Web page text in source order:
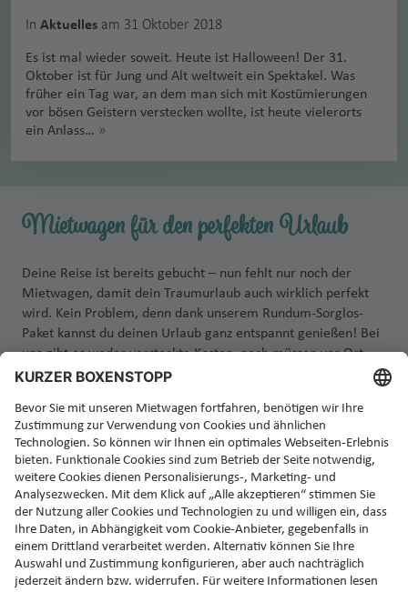
In Aktuelles am 31 Oktober 2018
Es ist mal wieder soweit. Heute ist Halloween! Der 31.
Oktober ist für Jung und Alt weltweit ein Spektakel. Was
früher ein Tag war, an dem man sich mit Kostümierungen
vor bösen Geistern verstecken wollte, ist heute vielerorts
ein Anlass… »
Mietwagen für den perfekten Urlaub
Deine Reise ist bereits gebucht – nun fehlt nur noch der
Mietwagen, damit dein Traumurlaub auch wirklich perfekt
wird. Kein Problem, denn dank unserem Rundum-Sorglos-
Paket kannst du deinen Urlaub ganz entspannt genießen! Bei
uns gibt es weder versteckte Kosten, noch müssen vor Ort
zusätzliche Versicherungen abgeschlossen werden. Einfach
Jetzt Rundum-Sorglos-Mietwagen buchen!